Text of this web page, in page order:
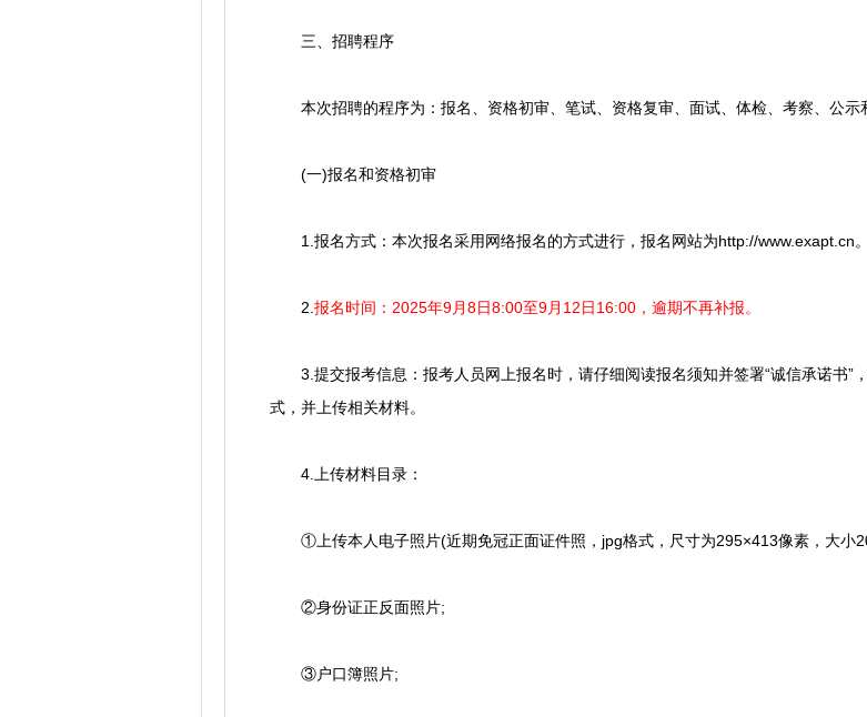
三、招聘程序
本次招聘的程序为：报名、资格初审、笔试、资格复审、面试、体检、考察、公示
(一)报名和资格初审
1.报名方式：本次报名采用网络报名的方式进行，报名网站为http://www.exapt.cn。
2. 报名时间：2025年9月8日8:00至9月12日16:00，逾期不再补报。
3.提交报考信息：报考人员网上报名时，请仔细阅读报名须知并签署“诚信承诺书”
式，并上传相关材料。
4.上传材料目录：
①上传本人电子照片(近期免冠正面证件照，jpg格式，尺寸为295×413像素，大小
②身份证正反面照片;
③户口簿照片;